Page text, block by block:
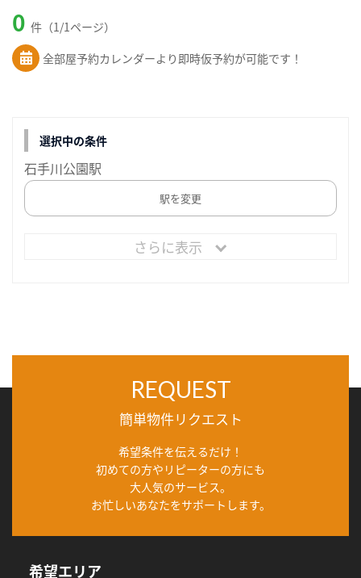
0 件（1/1ページ）
全部屋予約カレンダーより即時仮予約が可能です！
選択中の条件
石手川公園駅
駅を変更
さらに表示
REQUEST
簡単物件リクエスト
希望条件を伝えるだけ！
初めての方やリピーターの方にも
大人気のサービス。
お忙しいあなたをサポートします。
希望エリア